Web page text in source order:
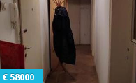
€ 58000